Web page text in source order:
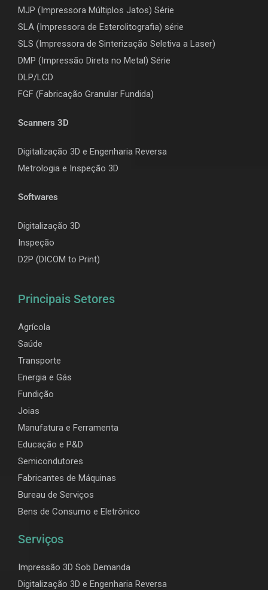
MJP (Impressora Múltiplos Jatos) Série
SLA (Impressora de Esterolitografia) série
SLS (Impressora de Sinterização Seletiva a Laser)
DMP (Impressão Direta no Metal) Série
DLP/LCD
FGF (Fabricação Granular Fundida)
Scanners 3D
Digitalização 3D e Engenharia Reversa
Metrologia e Inspeção 3D
Softwares
Digitalização 3D
Inspeção
D2P (DICOM to Print)
Principais Setores
Agrícola
Saúde
Transporte
Energia e Gás
Fundição
Joias
Manufatura e Ferramenta
Educação e P&D
Semicondutores
Fabricantes de Máquinas
Bureau de Serviços
Bens de Consumo e Eletrônico
Serviços
Impressão 3D Sob Demanda
Digitalização 3D e Engenharia Reversa